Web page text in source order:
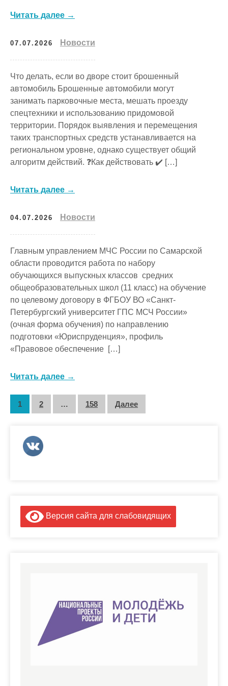
Читать далее →
07.07.2026 Новости
Что делать, если во дворе стоит брошенный
автомобиль Брошенные автомобили могут
занимать парковочные места, мешать проезду
спецтехники и использованию придомовой
территории. Порядок выявления и перемещения
таких транспортных средств устанавливается на
региональном уровне, однако существует общий
алгоритм действий. ❓️Как действовать ✔️ […]
Читать далее →
04.07.2026 Новости
Главным управлением МЧС России по Самарской
области проводится работа по набору
обучающихся выпускных классов средних
общеобразовательных школ (11 класс) на обучение
по целевому договору в ФГБОУ ВО «Санкт-
Петербургский университет ГПС МСЧ России»
(очная форма обучения) по направлению
подготовки «Юриспруденция», профиль
«Правовое обеспечение […]
Читать далее →
Навигация
записям
1 2 … 158 Далее
Версия сайта для слабовидящих